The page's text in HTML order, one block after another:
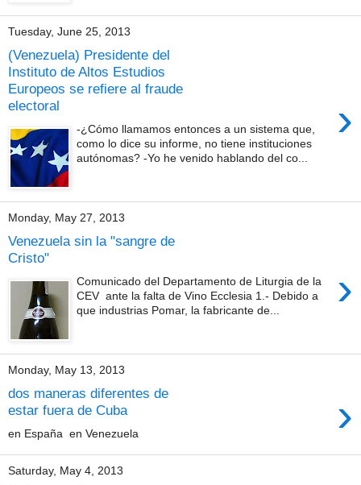
Tuesday, June 25, 2013
(Venezuela) Presidente del
Instituto de Altos Estudios
Europeos se refiere al fraude
electoral
›
-¿Cómo llamamos entonces a un sistema que,
como lo dice su informe, no tiene instituciones
autónomas? -Yo he venido hablando del co...
Monday, May 27, 2013
Venezuela sin la "sangre de
Cristo"
›
Comunicado del Departamento de Liturgia de la
CEV ante la falta de Vino Ecclesia 1.- Debido a
que industrias Pomar, la fabricante de...
Monday, May 13, 2013
dos maneras diferentes de
estar fuera de Cuba
›
en España en Venezuela
Saturday, May 4, 2013